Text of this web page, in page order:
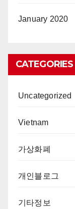
January 2020
CATEGORIES
Uncategorized
Vietnam
가상화폐
개인블로그
기타정보